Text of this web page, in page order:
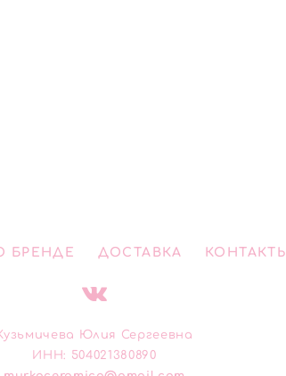
БРЕНДЕ ДОСТАВКА КОНТАКТЫ
Юлия Сергеевна
ИНН: 504021380890